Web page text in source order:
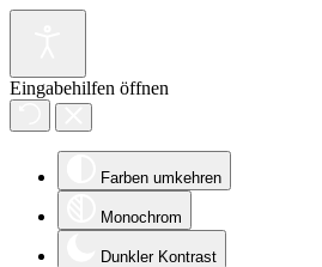
Eingabehilfen öffnen
Farben umkehren
Monochrom
Dunkler Kontrast